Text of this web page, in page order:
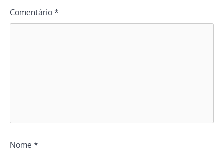
Comentário *
Nome *